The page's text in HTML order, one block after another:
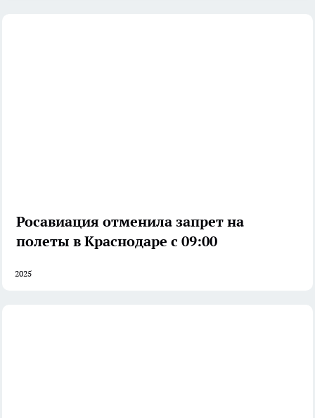
Росавиация отменила запрет на
полеты в Краснодаре с 09:00
2025